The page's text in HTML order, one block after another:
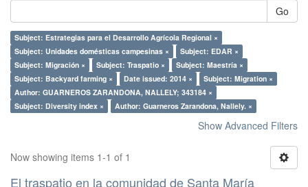
Go
Subject: Estrategias para el Desarrollo Agrícola Regional ×
Subject: Unidades domésticas campesinas ×
Subject: EDAR ×
Subject: Migración ×
Subject: Traspatio ×
Subject: Maestría ×
Subject: Backyard farming ×
Date issued: 2014 ×
Subject: Migration ×
Author: GUARNEROS ZARANDONA, NALLELY; 343184 ×
Subject: Diversity index ×
Author: Guarneros Zarandona, Nallely. ×
Show Advanced Filters
Now showing items 1-1 of 1
El traspatio en la comunidad de Santa María